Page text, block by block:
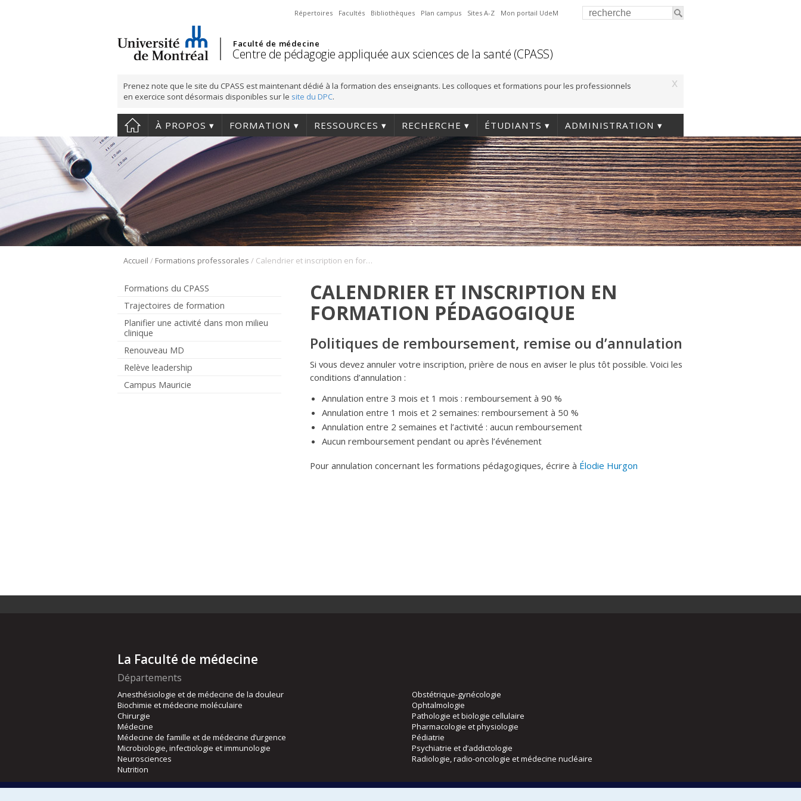
Répertoires Facultés Bibliothèques Plan campus Sites A-Z Mon portail UdeM
Faculté de médecine
Centre de pédagogie appliquée aux sciences de la santé (CPASS)
Prenez note que le site du CPASS est maintenant dédié à la formation des enseignants. Les colloques et formations pour les professionnels
en exercice sont désormais disponibles sur le site du DPC.
x
À PROPOS FORMATION RESSOURCES RECHERCHE ÉTUDIANTS ADMINISTRATION
Accueil / Formations professorales / Calendrier et inscription en formation pédagogique
Formations du CPASS
Trajectoires de formation
Planifier une activité dans mon milieu
clinique
Renouveau MD
Relève leadership
Campus Mauricie
CALENDRIER ET INSCRIPTION EN
FORMATION PÉDAGOGIQUE
Politiques de remboursement, remise ou d’annulation
Si vous devez annuler votre inscription, prière de nous en aviser le plus tôt possible. Voici les
conditions d’annulation :
Annulation entre 3 mois et 1 mois : remboursement à 90 %
Annulation entre 1 mois et 2 semaines: remboursement à 50 %
Annulation entre 2 semaines et l’activité : aucun remboursement
Aucun remboursement pendant ou après l’événement
Pour annulation concernant les formations pédagogiques, écrire à Élodie Hurgon
La Faculté de médecine
Départements
Anesthésiologie et de médecine de la douleur
Biochimie et médecine moléculaire
Chirurgie
Médecine
Médecine de famille et de médecine d’urgence
Microbiologie, infectiologie et immunologie
Neurosciences
Nutrition
Obstétrique-gynécologie
Ophtalmologie
Pathologie et biologie cellulaire
Pharmacologie et physiologie
Pédiatrie
Psychiatrie et d’addictologie
Radiologie, radio-oncologie et médecine nucléaire